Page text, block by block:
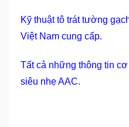
Kỹ thuật tô trát tường
Việt Nam cung cấp.
Tất cả những thông tin
siêu nhẹ AAC.